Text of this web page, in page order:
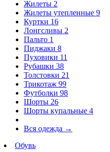
Жилеты 2
Жилеты утепленные 9
Куртки 16
Лонгсливы 2
Пальто 1
Пиджаки 8
Пуховики 11
Рубашки 38
Толстовки 21
Трикотаж 99
Футболки 98
Шорты 26
Шорты купальные 4
Вся одежда →
Обувь